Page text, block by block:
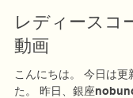
4 日前
読了時間:
レディースコ
動画